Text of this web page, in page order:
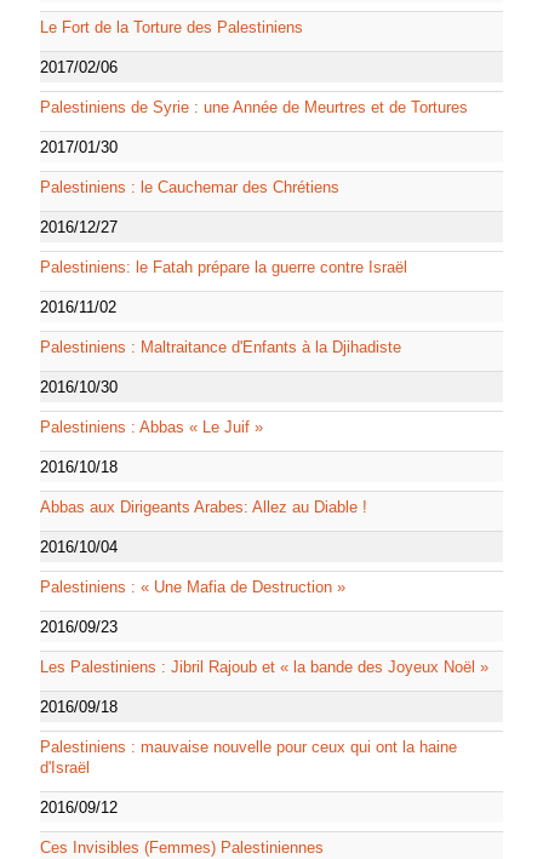
Le Fort de la Torture des Palestiniens
2017/02/06
Palestiniens de Syrie : une Année de Meurtres et de Tortures
2017/01/30
Palestiniens : le Cauchemar des Chrétiens
2016/12/27
Palestiniens: le Fatah prépare la guerre contre Israël
2016/11/02
Palestiniens : Maltraitance d'Enfants à la Djihadiste
2016/10/30
Palestiniens : Abbas « Le Juif »
2016/10/18
Abbas aux Dirigeants Arabes: Allez au Diable !
2016/10/04
Palestiniens : « Une Mafia de Destruction »
2016/09/23
Les Palestiniens : Jibril Rajoub et « la bande des Joyeux Noël »
2016/09/18
Palestiniens : mauvaise nouvelle pour ceux qui ont la haine
d'Israël
2016/09/12
Ces Invisibles (Femmes) Palestiniennes